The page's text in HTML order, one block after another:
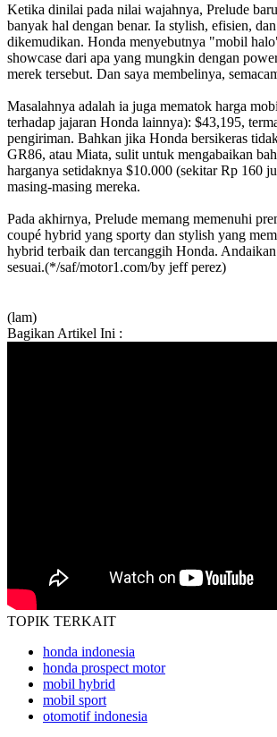
Ketika dinilai pada nilai wajahnya, Prelude
banyak hal dengan benar. Ia stylish, efisien,
dikemudikan. Honda menyebutnya "mobil
showcase dari apa yang mungkin dengan
merek tersebut. Dan saya membelinya,
Masalahnya adalah ia juga mematok harga
terhadap jajaran Honda lainnya): $43,195,
pengiriman. Bahkan jika Honda bersikeras
GR86, atau Miata, sulit untuk mengabaikan
harganya setidaknya $10.000 (sekitar Rp 160
masing-masing mereka.
Pada akhirnya, Prelude memang memenuhi
coupé hybrid yang sporty dan stylish yang
hybrid terbaik dan tercanggih Honda.
sesuai.(*/saf/motor1.com/by jeff perez)
(lam)
Bagikan Artikel Ini :
TOPIK TERKAIT
honda indonesia
honda prospect motor
mobil hybrid
mobil sport
otomotif indonesia